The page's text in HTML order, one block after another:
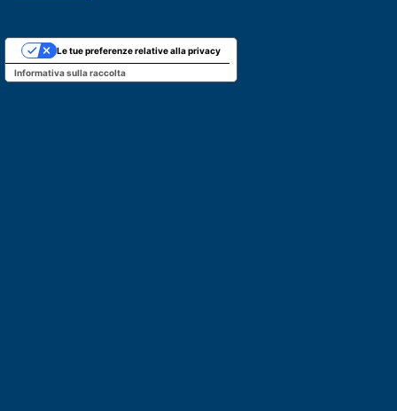
Informativa sulla raccolta
Le tue preferenze relative alla privacy